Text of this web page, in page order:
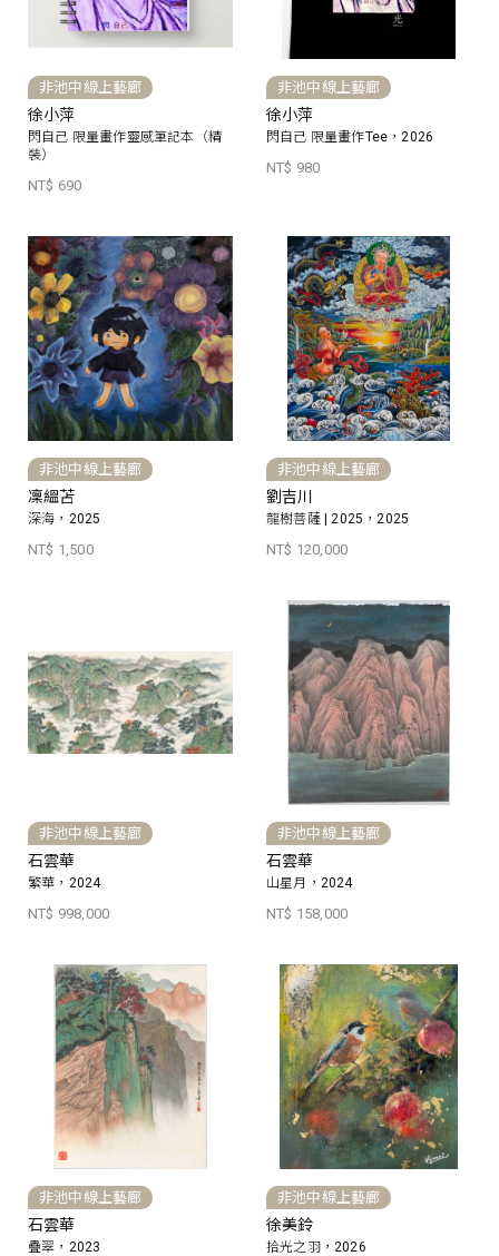
非池中線上藝廊
徐小萍
閃自己 限量畫作靈感筆記本（精
裝）
NT$ 690
非池中線上藝廊
徐小萍
閃自己 限量畫作Tee，2026
NT$ 980
非池中線上藝廊
凜縕苫
深海，2025
NT$ 1,500
非池中線上藝廊
劉吉川
龍樹菩薩 | 2025，2025
NT$ 120,000
非池中線上藝廊
石雲華
繁華，2024
NT$ 998,000
非池中線上藝廊
石雲華
山星月，2024
NT$ 158,000
非池中線上藝廊
石雲華
疊翠，2023
非池中線上藝廊
徐美鈴
拾光之羽，2026